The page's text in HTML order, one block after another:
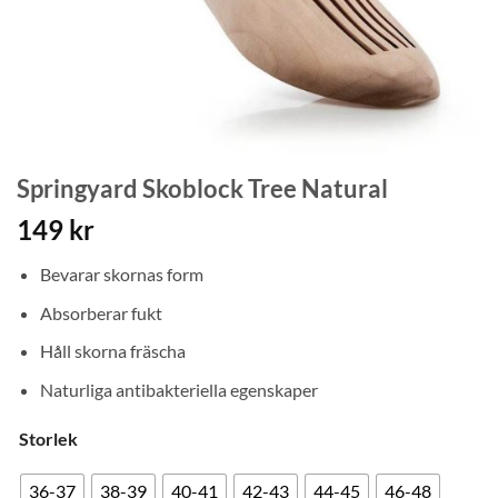
Springyard Skoblock Tree Natural
149 kr
Bevarar skornas form
Absorberar fukt
Håll skorna fräscha
Naturliga antibakteriella egenskaper
Storlek
36-37 38-39 40-41 42-43 44-45 46-48